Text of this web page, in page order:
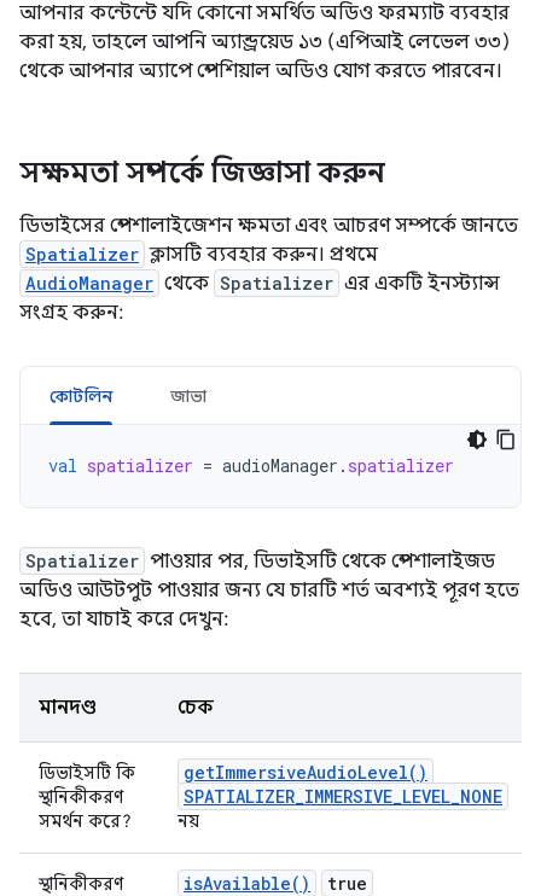
আপনার কন্টেন্টে যদি কোনো সমর্থিত অডিও ফরম্যাট ব্যবহার
করা হয়, তাহলে আপনি অ্যান্ড্রয়েড ১৩ (এপিআই লেভেল ৩৩)
থেকে আপনার অ্যাপে স্পেশিয়াল অডিও যোগ করতে পারবেন।
সক্ষমতা সম্পর্কে জিজ্ঞাসা করুন
ডিভাইসের স্পেশালাইজেশন ক্ষমতা এবং আচরণ সম্পর্কে জানতে
Spatializer ক্লাসটি ব্যবহার করুন। প্রথমে
AudioManager থেকে Spatializer এর একটি ইনস্ট্যান্স
সংগ্রহ করুন:
কোটলিন জাভা
val spatializer = audioManager . spatializer
Spatializer পাওয়ার পর, ডিভাইসটি থেকে স্পেশালাইজড
অডিও আউটপুট পাওয়ার জন্য যে চারটি শর্ত অবশ্যই পূরণ হতে
হবে, তা যাচাই করে দেখুন:
মানদণ্ড চেক
ডিভাইসটি কি
স্থানিকীকরণ
সমর্থন করে?
getImmersiveAudioLevel()
SPATIALIZER_IMMERSIVE_LEVEL_NONE
নয়
স্থানিকীকরণ
isAvailable() true